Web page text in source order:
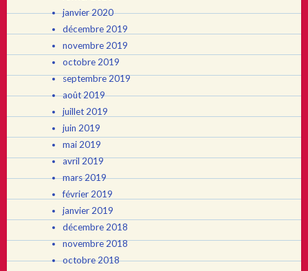
janvier 2020
décembre 2019
novembre 2019
octobre 2019
septembre 2019
août 2019
juillet 2019
juin 2019
mai 2019
avril 2019
mars 2019
février 2019
janvier 2019
décembre 2018
novembre 2018
octobre 2018